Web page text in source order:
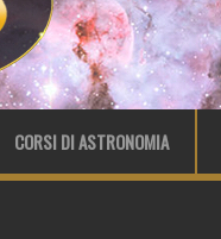
CORSI DI ASTRONOMIA